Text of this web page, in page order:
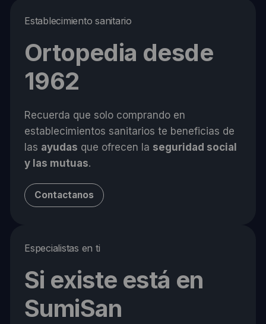
Establecimiento sanitario
Ortopedia desde
1962
Recuerda que solo comprando en
establecimientos sanitarios te beneficias de
las ayudas que ofrecen la seguridad social
y las mutuas.
Contactanos
Especialistas en ti
Si existe está en
SumiSan